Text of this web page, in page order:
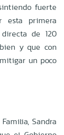
fuerte
esta primera
de 120
y que con
un poco
Sandra